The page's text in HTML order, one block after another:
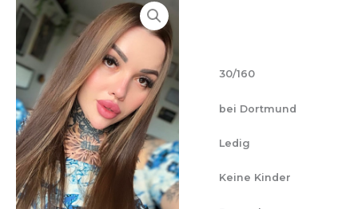
30/160
bei Dortmund
Ledig
Keine Kinder